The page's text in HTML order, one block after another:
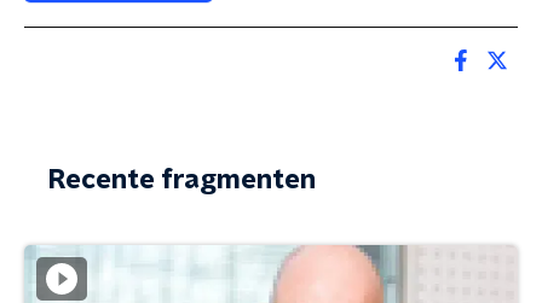
Recente fragmenten